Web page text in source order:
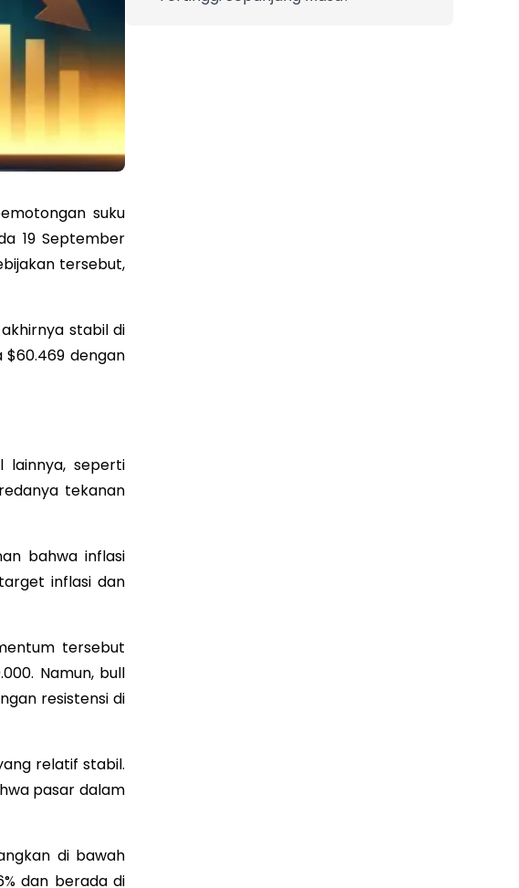
suku
19 September
tersebut,
stabil di
dengan
lainnya, seperti
tekanan
bahwa inflasi
inflasi dan
tersebut
Namun, bull
resistensi di
relatif stabil.
pasar dalam
di bawah
dan berada di